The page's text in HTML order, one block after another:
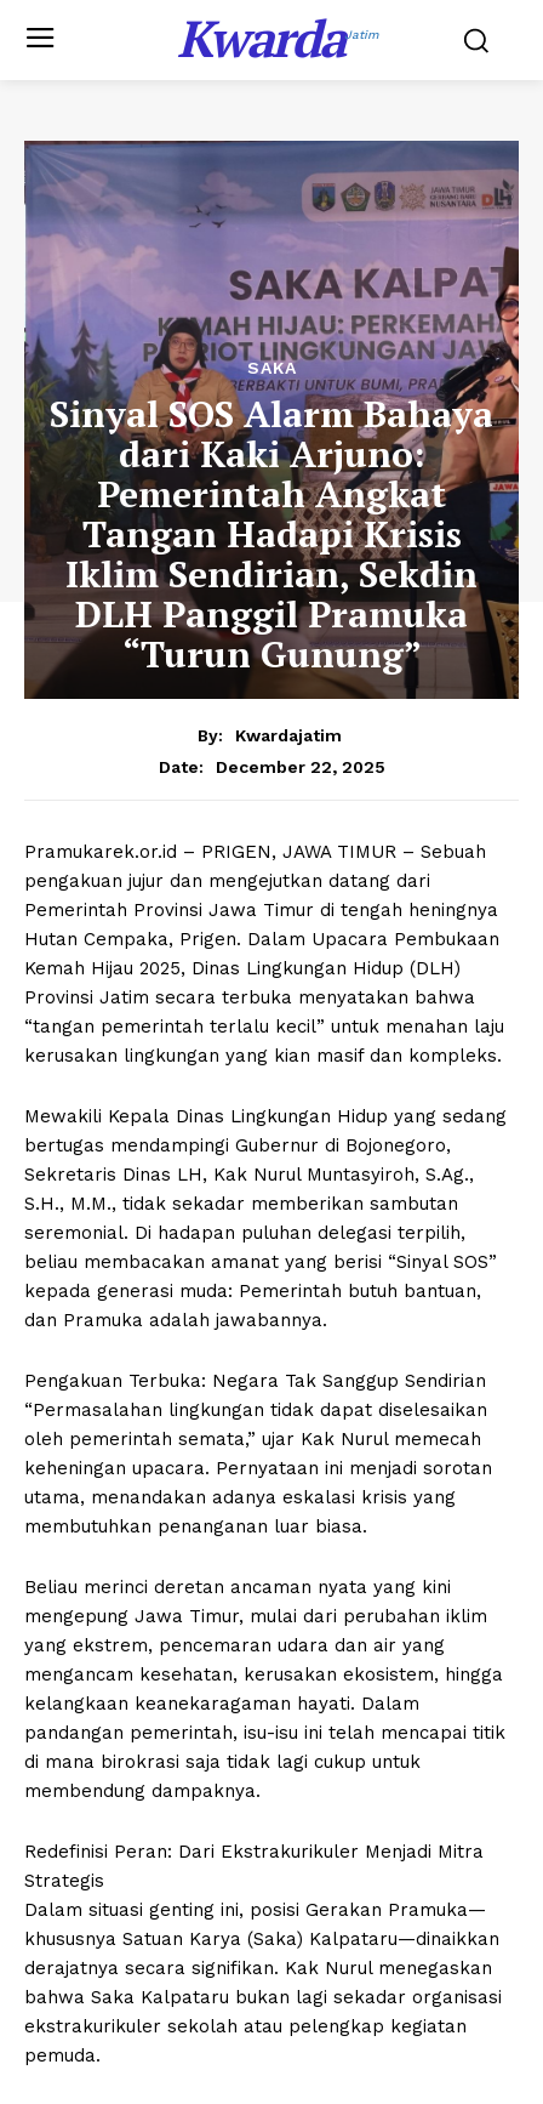
KwardaJatim
SAKA
Sinyal SOS Alarm Bahaya
dari Kaki Arjuno:
Pemerintah Angkat
Tangan Hadapi Krisis
Iklim Sendirian, Sekdin
DLH Panggil Pramuka
“Turun Gunung”
By:
Kwardajatim
Date:
December 22, 2025
Pramukarek.or.id – PRIGEN, JAWA TIMUR – Sebuah
pengakuan jujur dan mengejutkan datang dari
Pemerintah Provinsi Jawa Timur di tengah heningnya
Hutan Cempaka, Prigen. Dalam Upacara Pembukaan
Kemah Hijau 2025, Dinas Lingkungan Hidup (DLH)
Provinsi Jatim secara terbuka menyatakan bahwa
“tangan pemerintah terlalu kecil” untuk menahan laju
kerusakan lingkungan yang kian masif dan kompleks.
Mewakili Kepala Dinas Lingkungan Hidup yang sedang
bertugas mendampingi Gubernur di Bojonegoro,
Sekretaris Dinas LH, Kak Nurul Muntasyiroh, S.Ag.,
S.H., M.M., tidak sekadar memberikan sambutan
seremonial. Di hadapan puluhan delegasi terpilih,
beliau membacakan amanat yang berisi “Sinyal SOS”
kepada generasi muda: Pemerintah butuh bantuan,
dan Pramuka adalah jawabannya.
Pengakuan Terbuka: Negara Tak Sanggup Sendirian
“Permasalahan lingkungan tidak dapat diselesaikan
oleh pemerintah semata,” ujar Kak Nurul memecah
keheningan upacara. Pernyataan ini menjadi sorotan
utama, menandakan adanya eskalasi krisis yang
membutuhkan penanganan luar biasa.
Beliau merinci deretan ancaman nyata yang kini
mengepung Jawa Timur, mulai dari perubahan iklim
yang ekstrem, pencemaran udara dan air yang
mengancam kesehatan, kerusakan ekosistem, hingga
kelangkaan keanekaragaman hayati. Dalam
pandangan pemerintah, isu-isu ini telah mencapai titik
di mana birokrasi saja tidak lagi cukup untuk
membendung dampaknya.
Redefinisi Peran: Dari Ekstrakurikuler Menjadi Mitra
Strategis
Dalam situasi genting ini, posisi Gerakan Pramuka—
khususnya Satuan Karya (Saka) Kalpataru—dinaikkan
derajatnya secara signifikan. Kak Nurul menegaskan
bahwa Saka Kalpataru bukan lagi sekadar organisasi
ekstrakurikuler sekolah atau pelengkap kegiatan
pemuda.